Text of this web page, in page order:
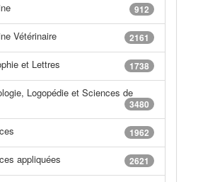
912
Vétérinaire 2161
et Lettres 1738
Logopédie et Sciences de
3480
1962
appliquées 2621